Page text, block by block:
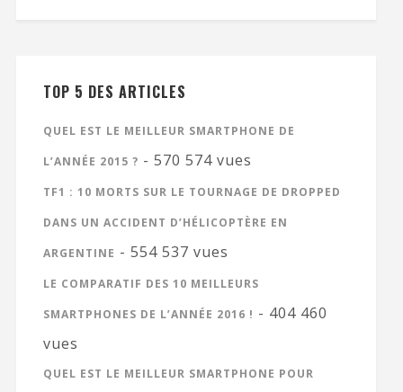
TOP 5 DES ARTICLES
QUEL EST LE MEILLEUR SMARTPHONE DE
L’ANNÉE 2015 ? - 570 574 vues
TF1 : 10 MORTS SUR LE TOURNAGE DE DROPPED
DANS UN ACCIDENT D’HÉLICOPTÈRE EN
ARGENTINE - 554 537 vues
LE COMPARATIF DES 10 MEILLEURS
SMARTPHONES DE L’ANNÉE 2016 ! - 404 460
vues
QUEL EST LE MEILLEUR SMARTPHONE POUR